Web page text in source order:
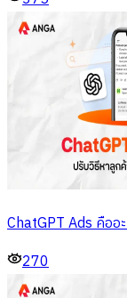
ChatGPT Ads คือ
270